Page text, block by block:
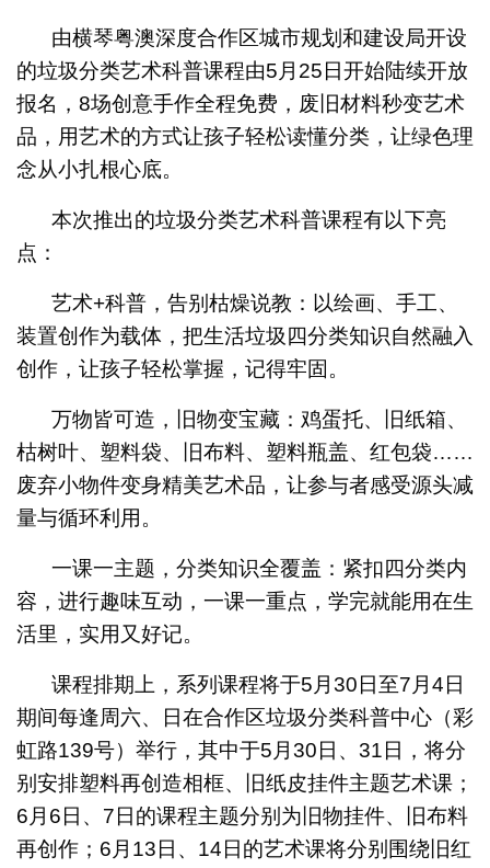
垃圾分类艺术课程排期
由横琴粤澳深度合作区城市规划和建设局开设
的垃圾分类艺术科普课程由5月25日开始陆续开放
报名，8场创意手作全程免费，废旧材料秒变艺术
品，用艺术的方式让孩子轻松读懂分类，让绿色理
念从小扎根心底。
本次推出的垃圾分类艺术科普课程有以下亮
点：
艺术+科普，告别枯燥说教：以绘画、手工、
装置创作为载体，把生活垃圾四分类知识自然融入
创作，让孩子轻松掌握，记得牢固。
万物皆可造，旧物变宝藏：鸡蛋托、旧纸箱、
枯树叶、塑料袋、旧布料、塑料瓶盖、红包袋……
废弃小物件变身精美艺术品，让参与者感受源头减
量与循环利用。
一课一主题，分类知识全覆盖：紧扣四分类内
容，进行趣味互动，一课一重点，学完就能用在生
活里，实用又好记。
课程排期上，系列课程将于5月30日至7月4日
期间每逢周六、日在合作区垃圾分类科普中心（彩
虹路139号）举行，其中于5月30日、31日，将分
别安排塑料再创造相框、旧纸皮挂件主题艺术课；
6月6日、7日的课程主题分别为旧物挂件、旧布料
再创作；6月13日、14日的艺术课将分别围绕旧红